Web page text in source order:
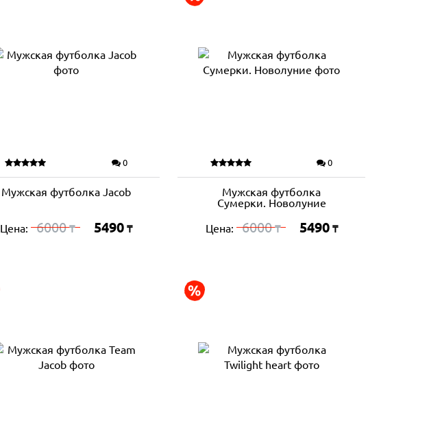
0
Мужская футболка Jacob
Цена: 6000₸ 5490 ₸
0
Мужская футболка
Сумерки. Новолуние
Цена: 6000₸ 5490 ₸